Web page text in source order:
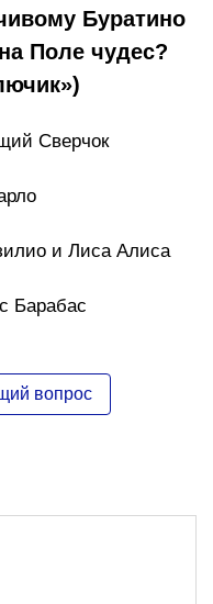
Буратино
Поле чудес?
Сверчок
и Лиса Алиса
Барабас